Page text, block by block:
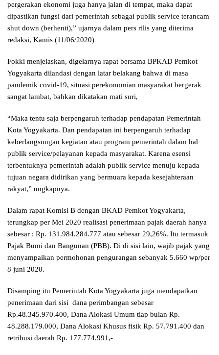
pergerakan ekonomi juga hanya jalan di tempat, maka dapat
dipastikan fungsi dari pemerintah sebagai publik service terancam
shut down (berhenti),” ujarnya dalam pers rilis yang diterima
redaksi, Kamis (11/06/2020)
Fokki menjelaskan, digelarnya rapat bersama BPKAD Pemkot
Yogyakarta dilandasi dengan latar belakang bahwa di masa
pandemik covid-19, situasi perekonomian masyarakat bergerak
sangat lambat, bahkan dikatakan mati suri,
“Maka tentu saja berpengaruh terhadap pendapatan Pemerintah
Kota Yogyakarta. Dan pendapatan ini berpengaruh terhadap
keberlangsungan kegiatan atau program pemerintah dalam hal
publik service/pelayanan kepada masyarakat. Karena esensi
terbentuknya pemerintah adalah publik service menuju kepada
tujuan negara didirikan yang bermuara kepada kesejahteraan
rakyat,” ungkapnya.
Dalam rapat Komisi B dengan BKAD Pemkot Yogyakarta,
terungkap per Mei 2020 realisasi penerimaan pajak daerah hanya
sebesar : Rp. 131.984.284.777 atau sebesar 29,26%. Itu termasuk
Pajak Bumi dan Bangunan (PBB). Di di sisi lain, wajib pajak yang
menyampaikan permohonan pengurangan sebanyak 5.660 wp/per
8 juni 2020.
Disamping itu Pemerintah Kota Yogyakarta juga mendapatkan
penerimaan dari sisi dana perimbangan sebesar
Rp.48.345.970.400, Dana Alokasi Umum tiap bulan Rp.
48.288.179.000, Dana Alokasi Khusus fisik Rp. 57.791.400 dan
retribusi daerah Rp. 177.774.991,-